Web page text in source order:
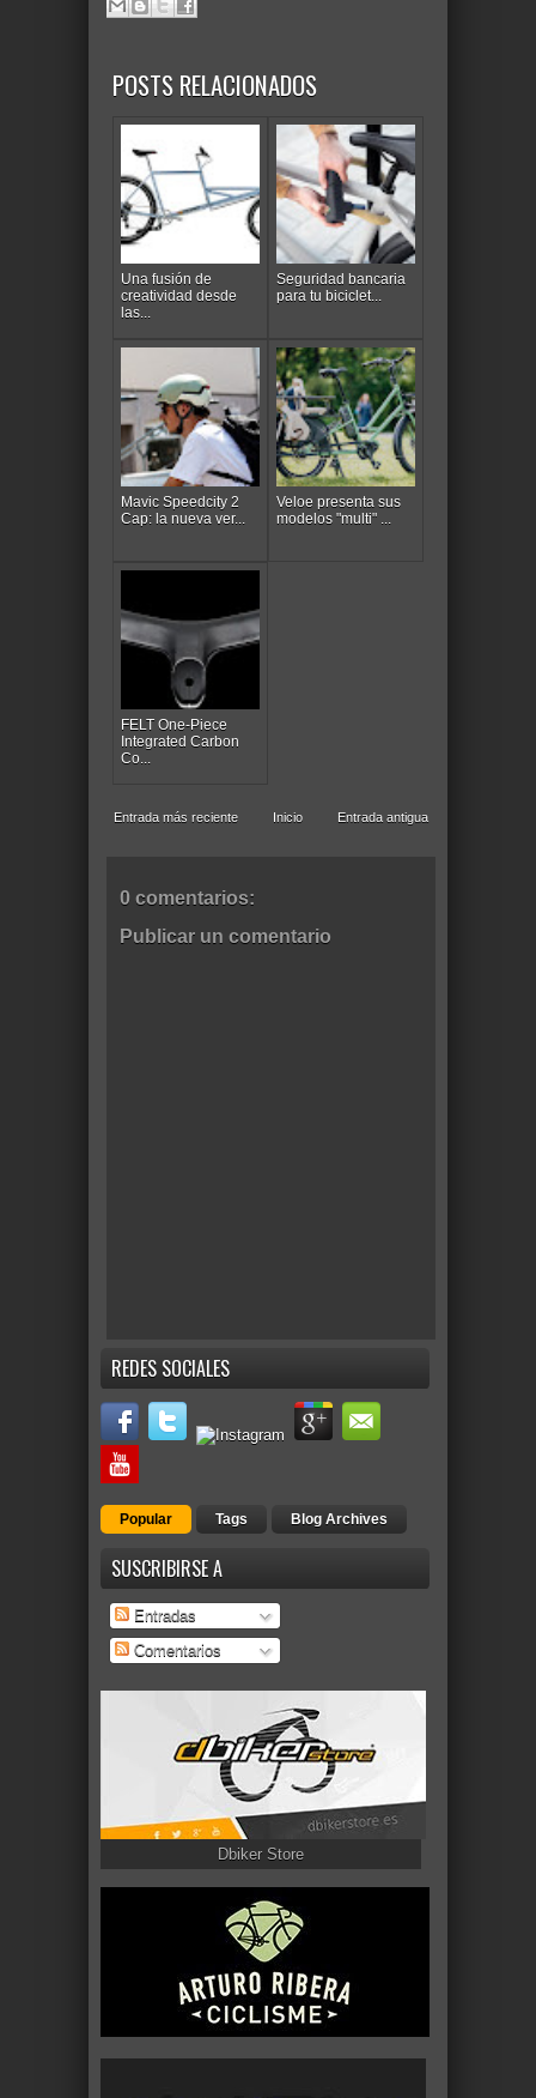
POSTS RELACIONADOS
Una fusión de
creatividad desde
las...
Seguridad bancaria
para tu biciclet...
Mavic Speedcity 2
Cap: la nueva ver...
Veloe presenta sus
modelos "multi" ...
FELT One-Piece
Integrated Carbon
Co...
Entrada más reciente Entrada antigua
Inicio
0 comentarios:
Publicar un comentario
REDES SOCIALES
Popular Tags Blog Archives
SUSCRIBIRSE A
Entradas
Comentarios
Dbiker Store